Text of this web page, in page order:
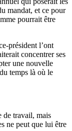
mandat, et ce pour
pourrait être
président l’ont
concentrer ses
une nouvelle
temps là où le
de travail, mais
ne peut que lui être